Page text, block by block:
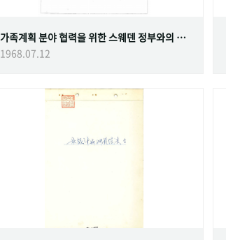
가족계획 분야 협력을 위한 스웨덴 정부와의 협정
1968.07.12